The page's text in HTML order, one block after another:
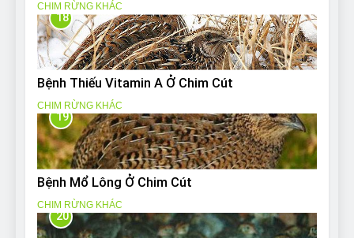
CHIM RỪNG KHÁC
18
Bệnh Thiếu Vitamin A Ở Chim Cút
CHIM RỪNG KHÁC
19
Bệnh Mổ Lông Ở Chim Cút
CHIM RỪNG KHÁC
20